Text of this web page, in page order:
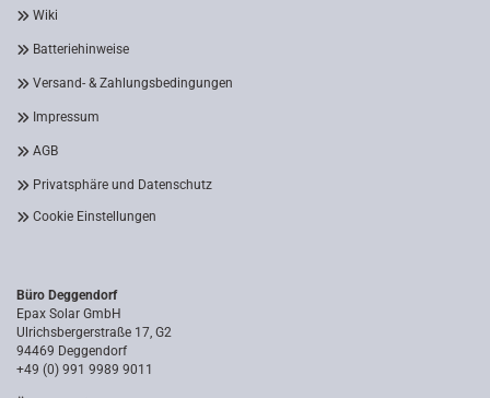
Wiki
Batteriehinweise
Versand- & Zahlungsbedingungen
Impressum
AGB
Privatsphäre und Datenschutz
Cookie Einstellungen
Büro Deggendorf
Epax Solar GmbH
Ulrichsbergerstraße 17, G2
94469 Deggendorf
+49 (0) 991 9989 9011